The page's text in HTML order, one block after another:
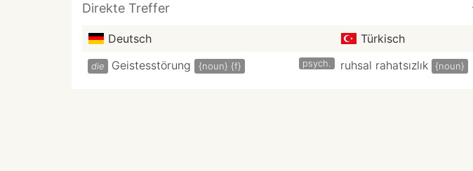
Direkte Treffer
Deutsch Türkisch
die Geistesstörung {noun} {f} psych. ruhsal rahatsızlık {noun}